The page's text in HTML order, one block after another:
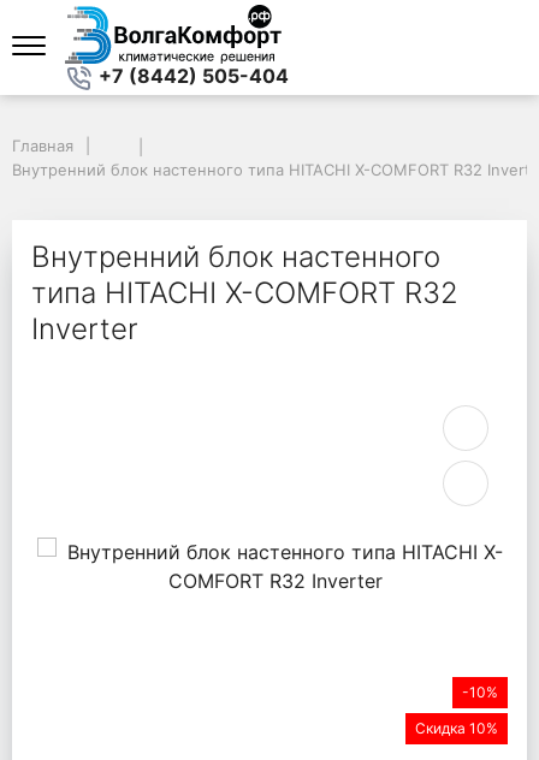
+7 (8442) 505-404
Внутренний блок настенного типа HITACHI X-COMFORT R32 Inverter
Главная
Внутренний блок настенного типа HITACHI X-COMFORT R32
Внутренний блок настенного
типа HITACHI X-COMFORT R32
Inverter
-10%
Скидка 10%